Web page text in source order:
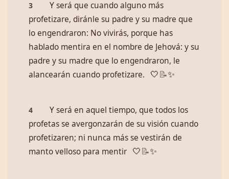
3
Y será que cuando alguno más
profetizare, diránle su padre y su madre que
lo engendraron: No vivirás, porque has
hablado mentira en el nombre de Jehová: y su
padre y su madre que lo engendraron, le
alancearán cuando profetizare.
🤍 📝✨
4
Y será en aquel tiempo, que todos los
profetas se avergonzarán de su visión cuando
profetizaren; ni nunca más se vestirán de
manto velloso para mentir
🤍 📝✨